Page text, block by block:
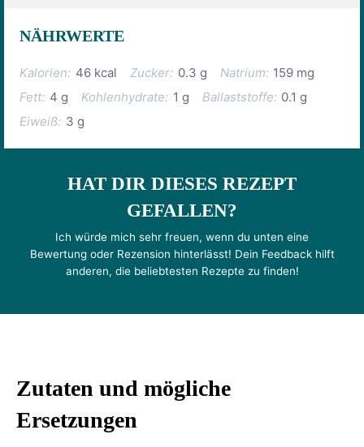
NÄHRWERTE
Kalorien: 46 kcal Zucker: 0.3 g Natrium: 159 mg
Fett: 4 g Kohlenhydrate: 1 g Ballaststoffe: 0.1 g
Eiweiß: 3 g
HAT DIR DIESES REZEPT
GEFALLEN?
Ich würde mich sehr freuen, wenn du unten eine
Bewertung oder Rezension hinterlässt! Dein Feedback hilft
anderen, die beliebtesten Rezepte zu finden!
Zutaten und mögliche
Ersetzungen